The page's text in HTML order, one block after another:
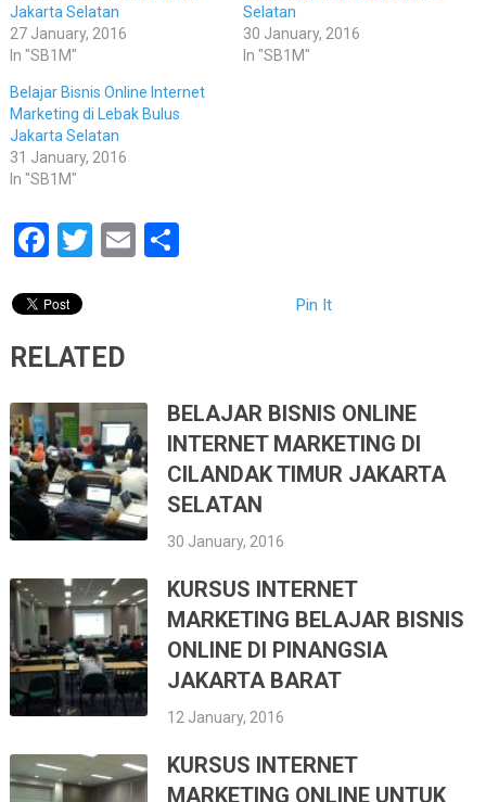
Jakarta Selatan
27 January, 2016
In "SB1M"
Selatan
30 January, 2016
In "SB1M"
Belajar Bisnis Online Internet
Marketing di Lebak Bulus
Jakarta Selatan
31 January, 2016
In "SB1M"
Facebook
Twitter
EmailShare
Pin It
RELATED
BELAJAR BISNIS ONLINE
INTERNET MARKETING DI
CILANDAK TIMUR JAKARTA
SELATAN
30 January, 2016
KURSUS INTERNET
MARKETING BELAJAR BISNIS
ONLINE DI PINANGSIA
JAKARTA BARAT
12 January, 2016
KURSUS INTERNET
MARKETING ONLINE UNTUK